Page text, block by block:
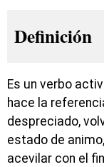
Definición
Es un verbo
hace la
despreciado,
estado de
acevilar con el